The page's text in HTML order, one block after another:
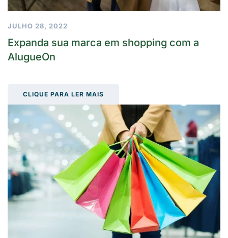
JULHO 28, 2022
Expanda sua marca em shopping com a
AlugueOn
CLIQUE PARA LER MAIS